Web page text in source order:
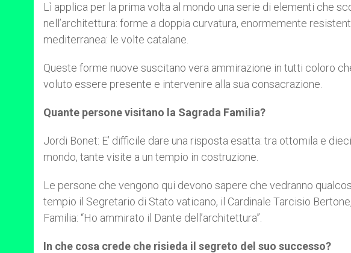
Lì applica per la prima volta al mondo una serie di elementi che
nell’architettura: forme a doppia curvatura, enormemente
mediterranea: le volte catalane.
Queste forme nuove suscitano vera ammirazione in tutti coloro
voluto essere presente e intervenire alla sua consacrazione.
Quante persone visitano la Sagrada Familia?
Jordi Bonet: E’ difficile dare una risposta esatta: tra ottomila e
mondo, tante visite a un tempio in costruzione.
Le persone che vengono qui devono sapere che vedranno
tempio il Segretario di Stato vaticano, il Cardinale Tarcisio
Familia: “Ho ammirato il Dante dell’architettura”.
In che cosa crede che risieda il segreto del suo successo?